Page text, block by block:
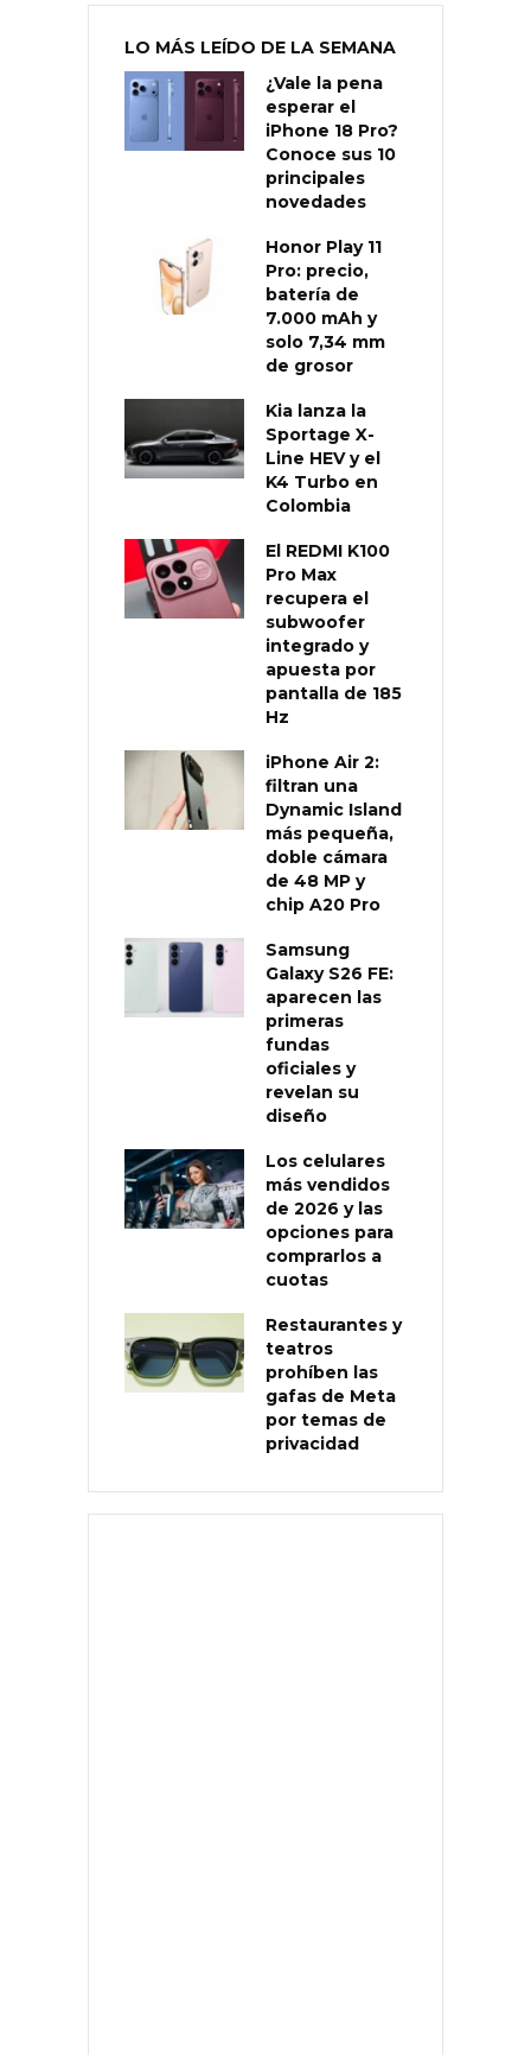
LO MÁS LEÍDO DE LA SEMANA
¿Vale la pena
esperar el
iPhone 18 Pro?
Conoce sus 10
principales
novedades
Honor Play 11
Pro: precio,
batería de
7.000 mAh y
solo 7,34 mm
de grosor
Kia lanza la
Sportage X-
Line HEV y el
K4 Turbo en
Colombia
El REDMI K100
Pro Max
recupera el
subwoofer
integrado y
apuesta por
pantalla de 185
Hz
iPhone Air 2:
filtran una
Dynamic Island
más pequeña,
doble cámara
de 48 MP y
chip A20 Pro
Samsung
Galaxy S26 FE:
aparecen las
primeras
fundas
oficiales y
revelan su
diseño
Los celulares
más vendidos
de 2026 y las
opciones para
comprarlos a
cuotas
Restaurantes y
teatros
prohíben las
gafas de Meta
por temas de
privacidad